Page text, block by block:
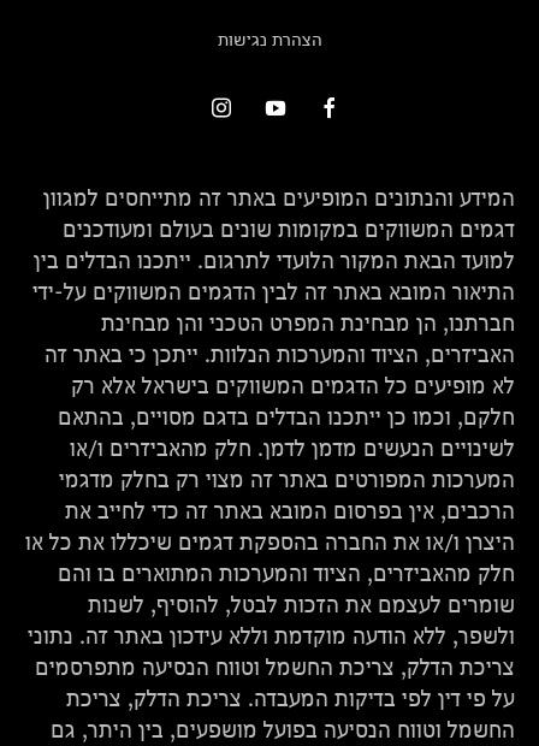
הצהרת נגישות
המידע והנתונים המופיעים באתר זה מתייחסים למגוון
דגמים המשווקים במקומות שונים בעולם ומעודכנים
למועד הבאת המקור הלועדי לתרגום. ייתכנו הבדלים בין
התיאור המובא באתר זה לבין הדגמים המשווקים על-ידי
חברתנו, הן מבחינת המפרט הטכני והן מבחינת
האביזרים, הציוד והמערכות הנלוות. ייתכן כי באתר זה
לא מופיעים כל הדגמים המשווקים בישראל אלא רק
חלקם, וכמו כן ייתכנו הבדלים בדגם מסויים, בהתאם
לשינויים הנעשים מדמן לדמן. חלק מהאביזרים ו/או
המערכות המפורטים באתר זה מצוי רק בחלק מדגמי
הרכבים, אין בפרסום המובא באתר זה כדי לחייב את
היצרן ו/או את החברה בהספקת דגמים שיכללו את כל או
חלק מהאביזרים, הציוד והמערכות המתוארים בו והם
שומרים לעצמם את הזכות לבטל, להוסיף, לשנות
ולשפר, ללא הודעה מוקדמת וללא עידכון באתר זה. נתוני
צריכת הדלק, צריכת החשמל וטווח הנסיעה מתפרסמים
על פי דין לפי בדיקות המעבדה. צריכת הדלק, צריכת
החשמל וטווח הנסיעה בפועל מושפעים, בין היתר, גם